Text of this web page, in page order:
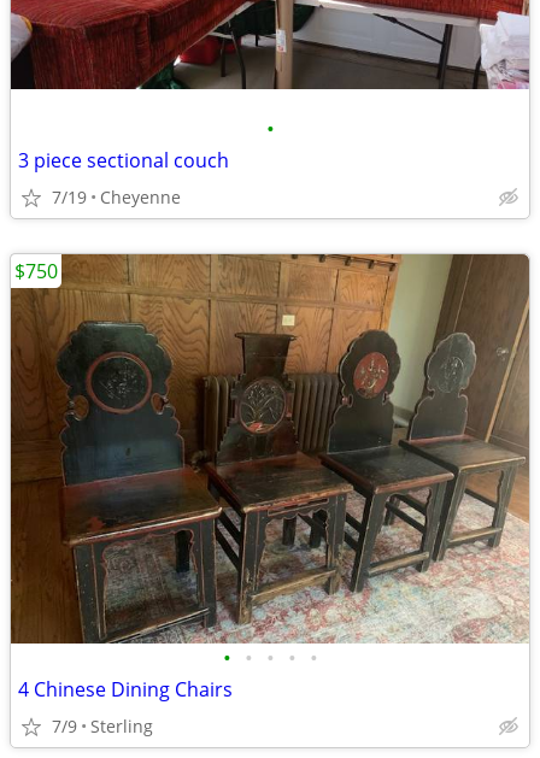
•
3 piece sectional couch
7/19 Cheyenne
• • • • •
4 Chinese Dining Chairs
7/9 Sterling
$750